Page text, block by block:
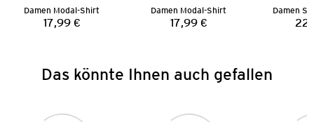
Damen Modal-Shirt
Preis:
17,99 €
Damen Modal-Shirt
Preis:
17,99 €
Damen
Das könnte Ihnen auch gefallen